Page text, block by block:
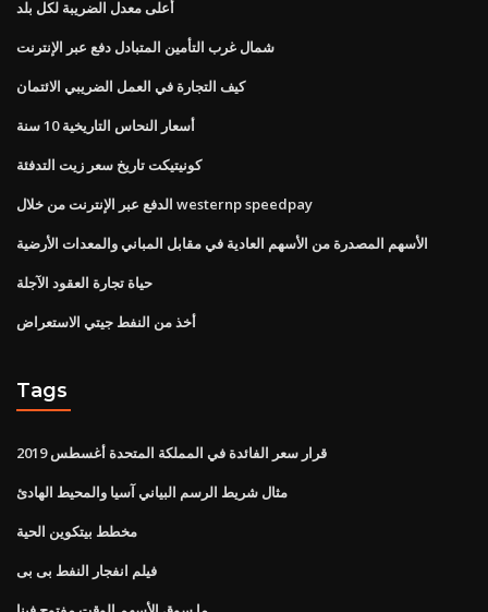
أعلى معدل الضريبة لكل بلد
شمال غرب التأمين المتبادل دفع عبر الإنترنت
كيف التجارة في العمل الضريبي الائتمان
أسعار النحاس التاريخية 10 سنة
كونيتيكت تاريخ سعر زيت التدفئة
الدفع عبر الإنترنت من خلال westernp speedpay
الأسهم المصدرة من الأسهم العادية في مقابل المباني والمعدات الأرضية
حياة تجارة العقود الآجلة
أخذ من النفط جيتي الاستعراض
Tags
قرار سعر الفائدة في المملكة المتحدة أغسطس 2019
مثال شريط الرسم البياني آسيا والمحيط الهادئ
مخطط بيتكوين الحية
فيلم انفجار النفط بى بى